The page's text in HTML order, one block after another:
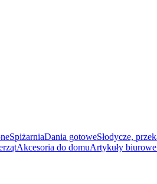
SpiżarniaDania gotoweSłodycze,
Akcesoria do domuArtykuły